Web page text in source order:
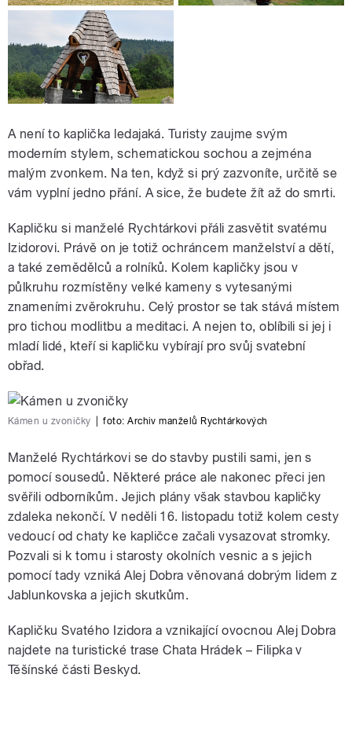
A není to kaplička ledajaká. Turisty zaujme svým
moderním stylem, schematickou sochou a zejména
malým zvonkem. Na ten, když si prý zazvoníte, určitě se
vám vyplní jedno přání. A sice, že budete žít až do smrti.
Kapličku si manželé Rychtárkovi přáli zasvětit svatému
Izidorovi. Právě on je totiž ochráncem manželství a dětí,
a také zemědělců a rolníků. Kolem kapličky jsou v
půlkruhu rozmístěny velké kameny s vytesanými
znameními zvěrokruhu. Celý prostor se tak stává místem
pro tichou modlitbu a meditaci. A nejen to, oblíbili si jej i
mladí lidé, kteří si kapličku vybírají pro svůj svatební
obřad.
Kámen u zvoničky foto:Archiv manželů Rychtárkových
Manželé Rychtárkovi se do stavby pustili sami, jen s
pomocí sousedů. Některé práce ale nakonec přeci jen
svěřili odborníkům. Jejich plány však stavbou kapličky
zdaleka nekončí. V neděli 16. listopadu totiž kolem cesty
vedoucí od chaty ke kapličce začali vysazovat stromky.
Pozvali si k tomu i starosty okolních vesnic a s jejich
pomocí tady vzniká Alej Dobra věnovaná dobrým lidem z
Jablunkovska a jejich skutkům.
Kapličku Svatého Izidora a vznikající ovocnou Alej Dobra
najdete na turistické trase Chata Hrádek – Filipka v
Těšínské části Beskyd.